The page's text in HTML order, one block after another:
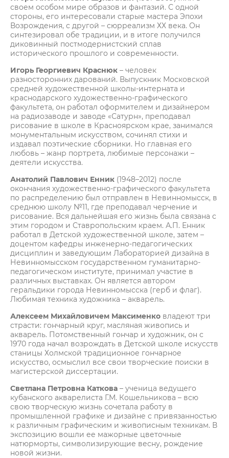
своем особом мире образов и фантазий. С одной
стороны, его интересовали старые мастера Эпохи
Возрождения, с другой – сюрреализм ХХ века. Он
синтезировал обе традиции, и в итоге получился
диковинный постмодернистский сплав
исторического прошлого и современности.
Игорь Георгиевич Краснюк – человек
разносторонних дарований. Выпускник Московской
средней художественной школы-интерната и
краснодарского художественно-графического
факультета, он работал оформителем и дизайнером
на радиозаводе и заводе «Сатурн», преподавал
рисование в школе в Красноярском крае, занимался
монументальным искусством, сочинял стихи и
издавал поэтические сборники. Но главная его
любовь – жанр портрета, любимые персонажи –
деятели искусства.
Анатолий Павлович Енник (1948–2012) после
окончания художественно-графического факультета
по распределению был отправлен в Невинномысск, в
среднюю школу №11, где преподавал черчение и
рисование. Вся дальнейшая его жизнь была связана с
этим городом и Ставропольским краем. А.П. Енник
работал в Детской художественной школе, затем –
доцентом кафедры инженерно-педагогических
дисциплин и заведующим Лабораторией дизайна в
Невинномысском государственном гуманитарно-
педагогическом институте, принимал участие в
различных выставках. Он является автором
геральдики города Невинномысска (герб и флаг).
Любимая техника художника – акварель.
Алексеем Михайловичем Максименко владеют три
страсти: гончарный круг, масляная живопись и
акварель. Потомственный гончар и художник, он с
1970 года начал возрождать в Детской школе искусств
станицы Холмской традиционное гончарное
искусство, осмыслил все свои творческие поиски в
магистерской диссертации.
Светлана Петровна Каткова – ученица ведущего
кубанского акварелиста Г.М. Кошельникова – всю
свою творческую жизнь сочетала работу в
промышленной графике и дизайне с привязанностью
к различным графическим и живописным техникам. В
экспозицию вошли ее мажорные цветочные
натюрморты, символизирующие весну, рождение
новой жизни.